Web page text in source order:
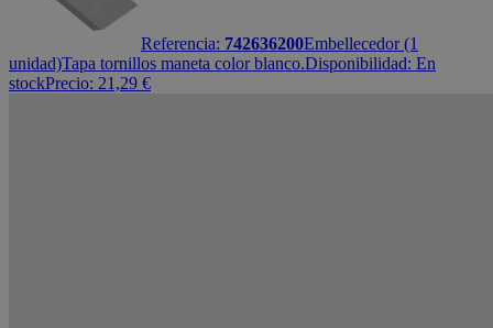
Referencia: 742636200Embellecedor (1
unidad)Tapa tornillos maneta color blanco.Disponibilidad: En
stockPrecio: 21,29 €